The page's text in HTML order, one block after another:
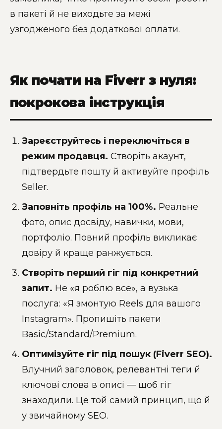
в пакеті й не виходьте за межі
узгодженого без додаткової оплати.
Як почати на Fiverr з нуля:
покрокова інструкція
Зареєструйтесь і переключіться в
режим продавця. Створіть акаунт,
підтвердьте пошту й активуйте профіль
Seller.
Заповніть профіль на 100%. Реальне
фото, опис досвіду, навички, мови,
портфоліо. Повний профіль викликає
довіру й краще ранжується.
Створіть перший гіг під конкретний
запит. Не «я роблю все», а вузька
послуга: «Я змонтую Reels для вашого
Instagram». Пропишіть пакети
Basic/Standard/Premium.
Оптимізуйте гіг під пошук (Fiverr SEO).
Влучний заголовок, релевантні теги й
ключові слова в описі — щоб гіг
знаходили. Це той самий принцип, що й
у звичайному SEO.